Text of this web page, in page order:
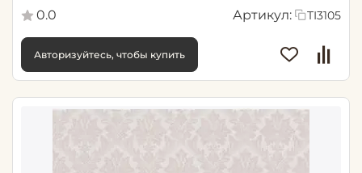
0.0
Артикул: TI3105
Авторизуйтесь, чтобы купить